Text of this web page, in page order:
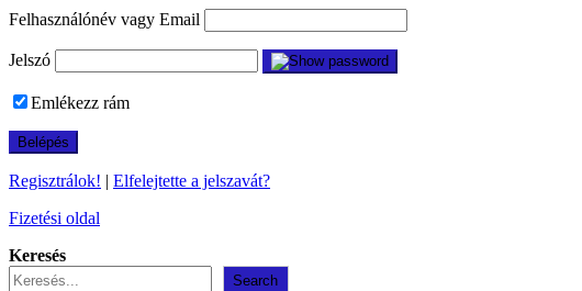
Felhasználónév vagy Email
Jelszó
Emlékezz rám
Regisztrálok! | Elfelejtette a jelszavát?
Fizetési oldal
Keresés
Search